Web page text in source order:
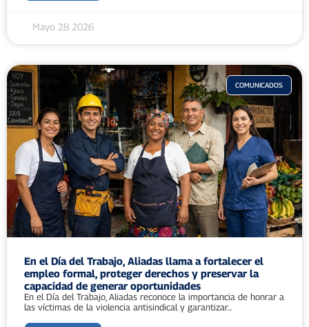
Mayo 28 2026
COMUNICADOS
En el Día del Trabajo, Aliadas llama a fortalecer el
empleo formal, proteger derechos y preservar la
capacidad de generar oportunidades
En el Día del Trabajo, Aliadas reconoce la importancia de honrar a
las víctimas de la violencia antisindical y garantizar...